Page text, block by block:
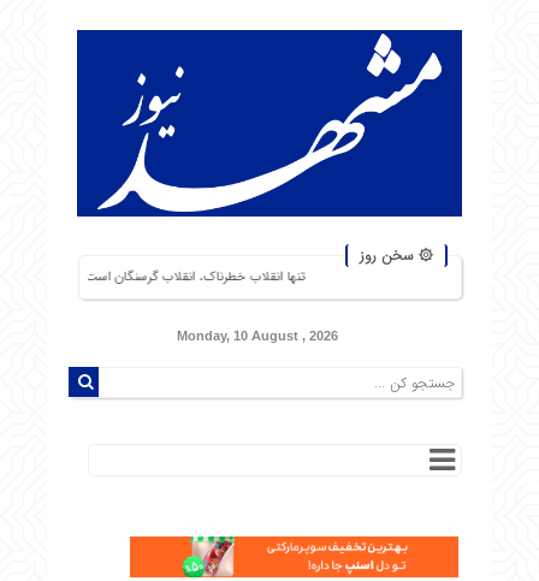
۞ سخن روز
تنها انقلاب خطرناک، انقلاب گرسنگان است. من از شورشهایی که دلیل آن
Monday, 10 August , 2026